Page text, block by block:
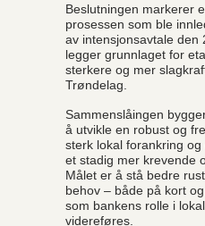
Beslutningen markerer
prosessen som ble
av intensjonsavtale den
legger grunnlaget for
sterkere og mer
Trøndelag.
Sammenslåingen
å utvikle en robust og
sterk lokal forankring
et stadig mer krevende
Målet er å stå bedre
behov – både på kort
som bankens rolle i
videreføres.